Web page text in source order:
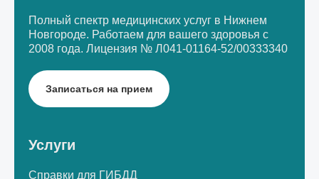
Полный спектр медицинских услуг в Нижнем
Новгороде. Работаем для вашего здоровья с
2008 года. Лицензия № Л041-01164-52/00333340
Записаться на прием
Услуги
Справки для ГИБДД